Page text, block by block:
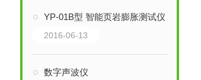
YP-01B型 智能页岩膨胀测试仪 页岩膨胀仪
2016-06-13
数字声波仪